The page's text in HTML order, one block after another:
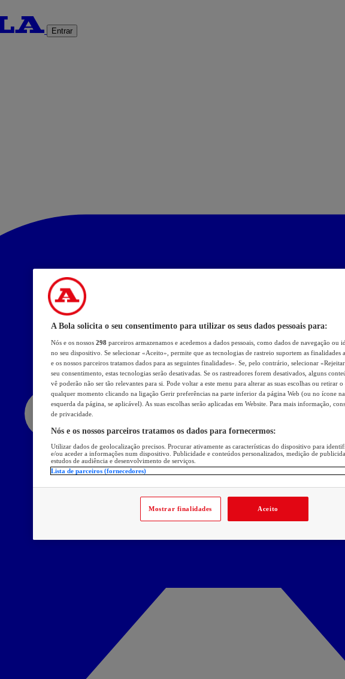
Entrar
A Bola solicita o seu consentimento para utilizar os seus dados pessoais para:
Nós e os nossos 298 parceiros armazenamos e acedemos a dados pessoais, como dados de navegação ou
no seu dispositivo. Se selecionar «Aceito», permite que as tecnologias de rastreio suportem as finalidades
e os nossos parceiros tratamos dados para as seguintes finalidades». Se, pelo contrário, selecionar
seu consentimento, estas tecnologias serão desativadas. Se os rastreadores forem desativados, alguns
vê poderão não ser tão relevantes para si. Pode voltar a este menu para alterar as suas escolhas ou retirar
qualquer momento clicando na ligação Gerir preferências na parte inferior da página Web (ou no ícone
esquerda da página, se aplicável). As suas escolhas serão aplicadas em Website. Para mais informação,
de privacidade.
Nós e os nossos parceiros tratamos os dados para fornecermos:
Utilizar dados de geolocalização precisos. Procurar ativamente as características do dispositivo para
e/ou aceder a informações num dispositivo. Publicidade e conteúdos personalizados, medição de
estudos de audiência e desenvolvimento de serviços.
Lista de parceiros (fornecedores)
Mostrar finalidades Aceito